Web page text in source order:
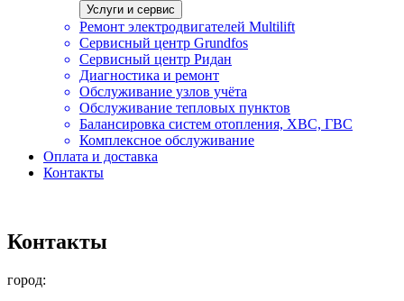
Услуги и сервис
Ремонт электродвигателей Multilift
Сервисный центр Grundfos
Сервисный центр Ридан
Диагностика и ремонт
Обслуживание узлов учёта
Обслуживание тепловых пунктов
Балансировка систем отопления, ХВС, ГВС
Комплексное обслуживание
Оплата и доставка
Контакты
Контакты
город: